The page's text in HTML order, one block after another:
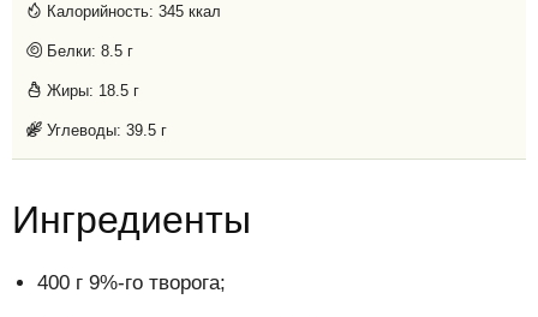
Калорийность: 345 ккал
Белки: 8.5 г
Жиры: 18.5 г
Углеводы: 39.5 г
Ингредиенты
400 г 9%-го творога;